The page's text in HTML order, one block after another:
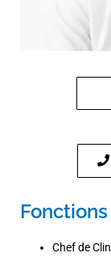
Fonctions
Chef de